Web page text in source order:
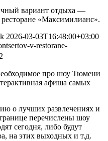
вариант отдыха —
«Максимилианс».
2026-03-03T16:48:00+03:00
v-restorane-
2
про шоу Тюмени
афиша самых
о лучших развлечениях и
перечислены шоу
сегодня, либо будут
на этих выходных и т.д.